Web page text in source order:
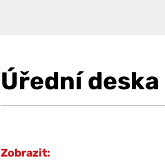
Úřední deska
Zobrazit: